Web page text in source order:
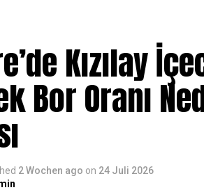
Kızılay
Bor Oranı
2 Wochen ago on 24 Juli 2026